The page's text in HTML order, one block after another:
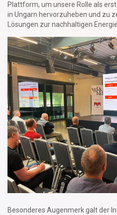
Plattform, um unsere Rolle als
in Ungarn hervorzuheben und zu
Lösungen zur nachhaltigen
Besonderes Augenmerk galt der